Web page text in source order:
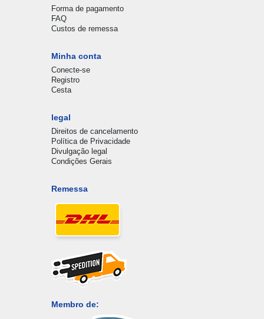
Forma de pagamento
FAQ
Custos de remessa
Minha conta
Conecte-se
Registro
Cesta
legal
Direitos de cancelamento
Política de Privacidade
Divulgação legal
Condições Gerais
Remessa
Membro de: